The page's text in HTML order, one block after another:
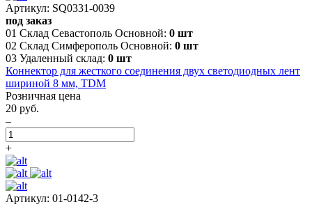
Артикул: SQ0331-0039
под заказ
01 Склад Севастополь Основной: 0 шт
02 Склад Симферополь Основной: 0 шт
03 Удаленный склад: 0 шт
Коннектор для жесткого соединения двух светодиодных лент
шириной 8 мм, TDM
Розничная цена
20 руб.
–
+
Артикул: 01-0142-3